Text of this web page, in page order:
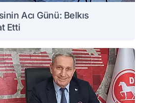
Acı Günü: Belkıs
Etti